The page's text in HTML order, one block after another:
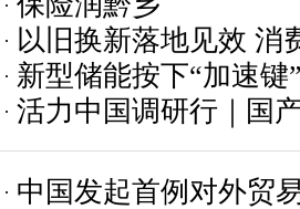
以旧换新落地见效 消
新型储能按下“加速
活力中国调研行｜国
友：你不说我以为是
中国发起首例对外贸